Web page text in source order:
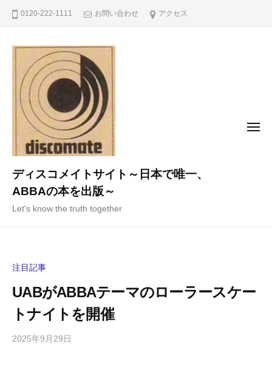
0120-222-1111 お問い合わせ アクセス
ディスコメイトサイト～日本で唯一、
ABBAの本を出版～
Let's know the truth together
メ
注目記事
UABがABBAテーマのローラースケー
トナイトを開催
2025年9月29日